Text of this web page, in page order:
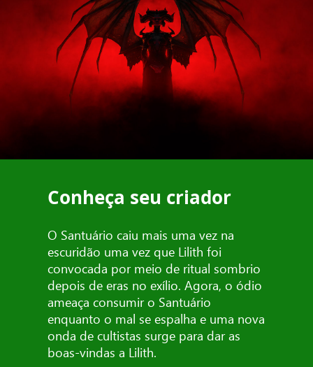
Conheça seu criador
O Santuário caiu mais uma vez na
escuridão uma vez que Lilith foi
convocada por meio de ritual sombrio
depois de eras no exílio. Agora, o ódio
ameaça consumir o Santuário
enquanto o mal se espalha e uma nova
onda de cultistas surge para dar as
boas-vindas a Lilith.